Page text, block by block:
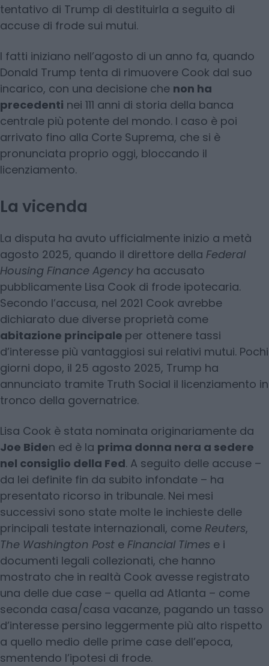
tentativo di Trump di destituirla a seguito di
accuse di frode sui mutui.
I fatti iniziano nell’agosto di un anno fa, quando
Donald Trump tenta di rimuovere Cook dal suo
incarico, con una decisione che non ha
precedenti nei 111 anni di storia della banca
centrale più potente del mondo. l caso è poi
arrivato fino alla Corte Suprema, che si è
pronunciata proprio oggi, bloccando il
licenziamento.
La vicenda
La disputa ha avuto ufficialmente inizio a metà
agosto 2025, quando il direttore della Federal
Housing Finance Agency ha accusato
pubblicamente Lisa Cook di frode ipotecaria.
Secondo l’accusa, nel 2021 Cook avrebbe
dichiarato due diverse proprietà come
abitazione principale per ottenere tassi
d’interesse più vantaggiosi sui relativi mutui. Pochi
giorni dopo, il 25 agosto 2025, Trump ha
annunciato tramite Truth Social il licenziamento in
tronco della governatrice.
Lisa Cook è stata nominata originariamente da
Joe Biden ed è la prima donna nera a sedere
nel consiglio della Fed. A seguito delle accuse –
da lei definite fin da subito infondate – ha
presentato ricorso in tribunale. Nei mesi
successivi sono state molte le inchieste delle
principali testate internazionali, come Reuters,
The Washington Post e Financial Times e i
documenti legali collezionati, che hanno
mostrato che in realtà Cook avesse registrato
una delle due case – quella ad Atlanta – come
seconda casa/casa vacanze, pagando un tasso
d’interesse persino leggermente più alto rispetto
a quello medio delle prime case dell’epoca,
smentendo l’ipotesi di frode.